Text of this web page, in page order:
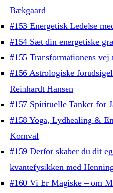
Bækgaard
#153 Energetisk Ledelse
#154 Sæt din energetiske
#155 Transformationens vej
#156 Astrologiske
Reinhardt Hansen
#157 Spirituelle Tanker for
#158 Yoga, Lydhealing &
Kornval
#159 Derfor skaber du dit
kvantefysikken med
#160 Vi Er Magiske – om